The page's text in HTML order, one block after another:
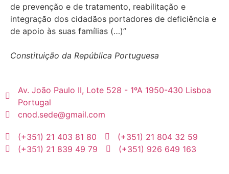
de prevenção e de tratamento, reabilitação e
integração dos cidadãos portadores de deficiência e
de apoio às suas famílias (…)”
Constituição da República Portuguesa
Av. João Paulo II, Lote 528 - 1ºA 1950-430 Lisboa
Portugal
cnod.sede@gmail.com
(+351) 21 403 81 80
(+351) 21 804 32 59
(+351) 21 839 49 79
(+351) 926 649 163